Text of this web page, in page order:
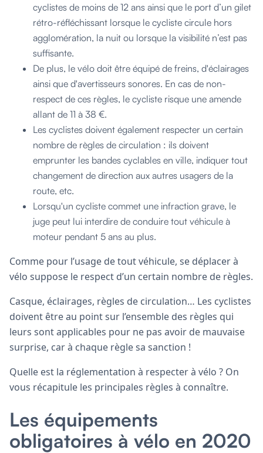
cyclistes de moins de 12 ans ainsi que le port d’un gilet
rétro-réfléchissant lorsque le cycliste circule hors
agglomération, la nuit ou lorsque la visibilité n’est pas
suffisante.
De plus, le vélo doit être équipé de freins, d'éclairages
ainsi que d'avertisseurs sonores. En cas de non-
respect de ces règles, le cycliste risque une amende
allant de 11 à 38 €.
Les cyclistes doivent également respecter un certain
nombre de règles de circulation : ils doivent
emprunter les bandes cyclables en ville, indiquer tout
changement de direction aux autres usagers de la
route, etc.
Lorsqu'un cycliste commet une infraction grave, le
juge peut lui interdire de conduire tout véhicule à
moteur pendant 5 ans au plus.
Comme pour l’usage de tout véhicule, se déplacer à
vélo suppose le respect d’un certain nombre de règles.
Casque, éclairages, règles de circulation… Les cyclistes
doivent être au point sur l’ensemble des règles qui
leurs sont applicables pour ne pas avoir de mauvaise
surprise, car à chaque règle sa sanction !
Quelle est la réglementation à respecter à vélo ? On
vous récapitule les principales règles à connaître.
Les équipements
obligatoires à vélo en 2020